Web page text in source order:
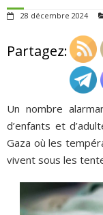
QUI SOMMES-NOUS
ADHÉSIONS,
28 décembre 2024
Partagez:
Un nombre
d’enfants et
Gaza où les
vivent sous les